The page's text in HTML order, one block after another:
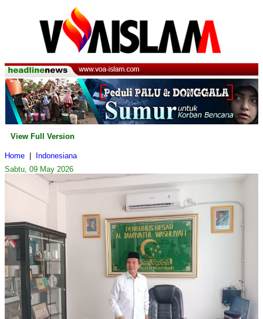
View Full Version
Home
Indonesiana
Sabtu, 09 May 2026